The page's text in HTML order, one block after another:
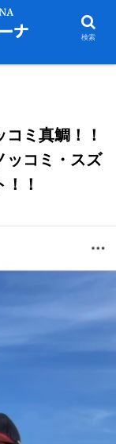
ミ真鯛！！
ミ・スズ
！
検索